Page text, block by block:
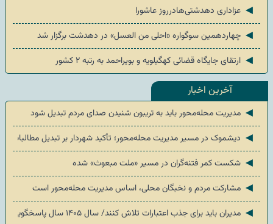
◄ عزاداری دهدشتی‌هادرروز عاشورا
◄ چهاردهمین سوگواره «احلی من العسل» در دهدشت برگزار شد
◄ ارتقای جایگاه قضائی کهگیلویه و بویراحمد به رتبه ۲ کشور
آخرین اخبار
◄ مدیریت محله‌محور باید به تریبون شنیدن صدای مردم تبدیل شود
◄ دیشموک در مسیر مدیریت محله‌محور؛ تأکید شهردار بر تبدیل مطالبات
◄ شکست کمر فتنه‌گران در مسیر «ملت مبعوث» شده
◄ مشارکت مردم و نخبگان محلی، اساس مدیریت محله‌محور است
◄ مدیران باید برای جذب اعتبارات تلاش کنند/ سال ۱۴۰۵ سال پاسخگویی درباره عملکرد اعتبارات است